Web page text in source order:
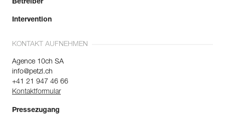
Betreiber
Intervention
KONTAKT AUFNEHMEN
Agence 10ch SA
info@petzl.ch
+41 21 947 46 66
Kontaktformular
Pressezugang